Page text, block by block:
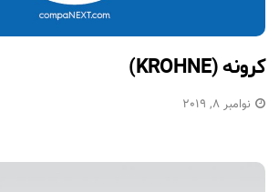
کرونه (KROHNE)
نوامبر 8, 2019